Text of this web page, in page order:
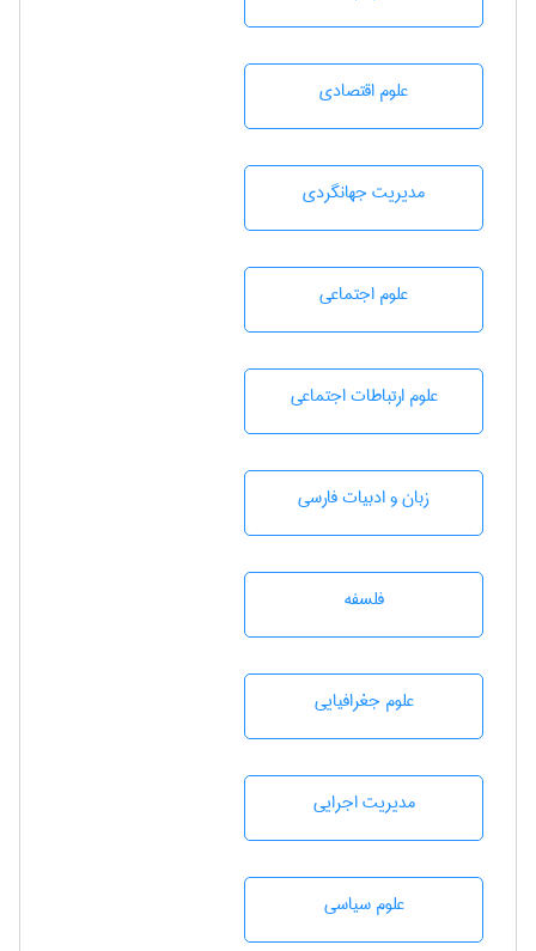
علوم اقتصادی
مديريت جهانگردی
علوم اجتماعی
علوم ارتباطات اجتماعی
زبان و ادبيات فارسی
فلسفه
علوم جغرافيايی
مديريت اجرايی
علوم سياسی